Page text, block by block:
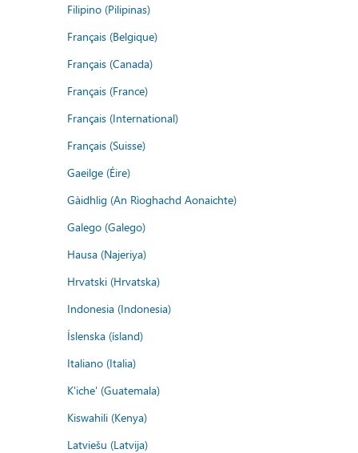
Filipino (Pilipinas)
Français (Belgique)
Français (Canada)
Français (France)
Français (International)
Français (Suisse)
Gaeilge (Éire)
Gàidhlig (An Rìoghachd Aonaichte)
Galego (Galego)
Hausa (Najeriya)
Hrvatski (Hrvatska)
Indonesia (Indonesia)
Íslenska (ísland)
Italiano (Italia)
K'iche' (Guatemala)
Kiswahili (Kenya)
Latviešu (Latvija)